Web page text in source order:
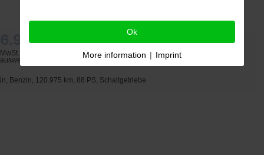
6.980€
MwSt. nicht
ausweisbar
Benzin, 120.975 km, 88 PS, Schaltgetriebe
Ok
More information | Imprint